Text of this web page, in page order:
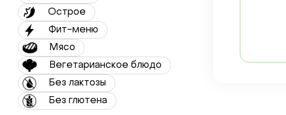
Острое
Фит-меню
Мясо
Вегетарианское блюдо
Без лактозы
Без глютена